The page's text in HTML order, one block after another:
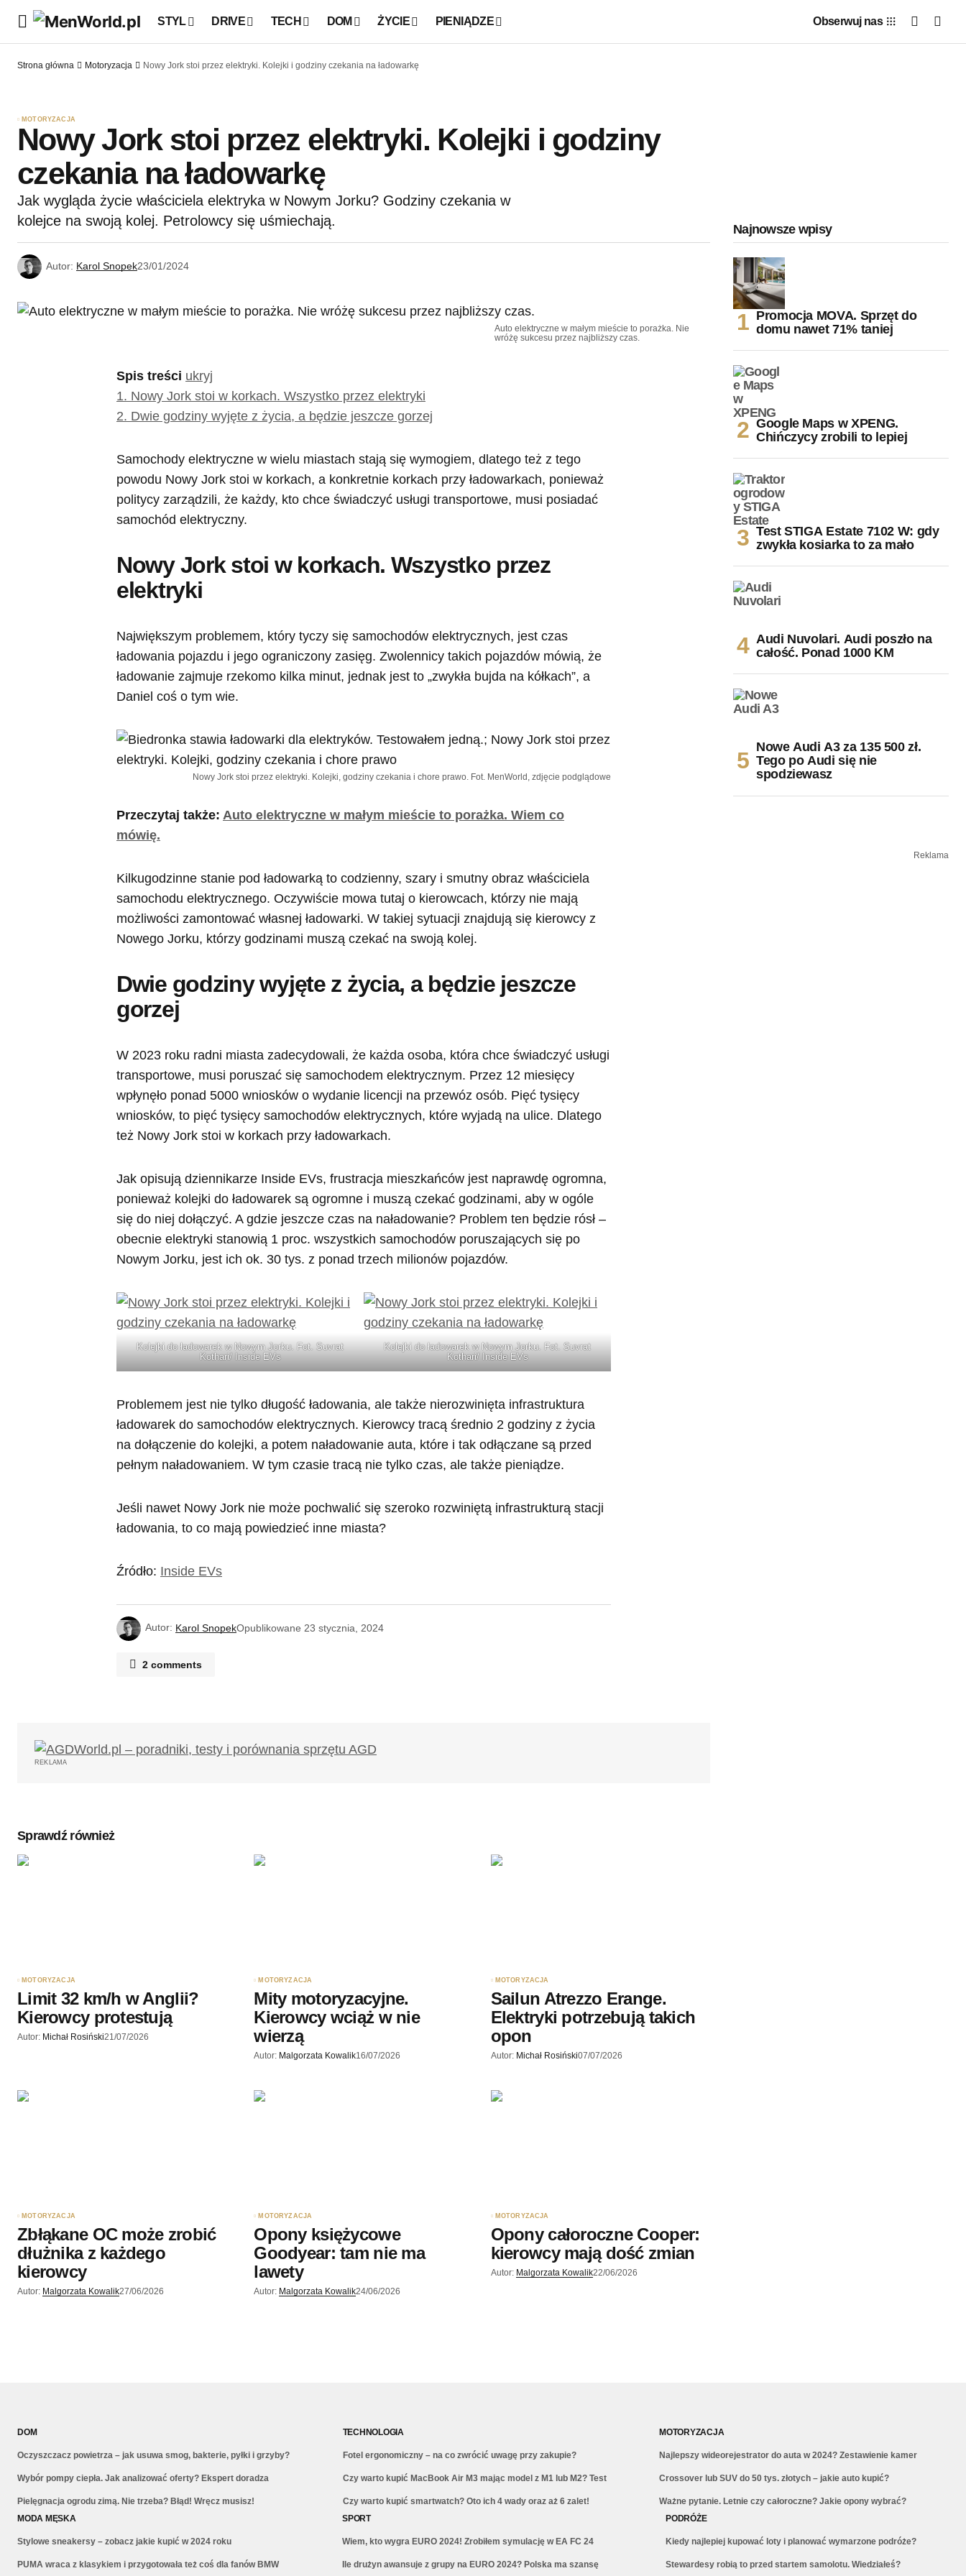
STYL DRIVE TECH DOM ŻYCIE PIENIĄDZE Obserwuj nas
Strona główna Motoryzacja Nowy Jork stoi przez elektryki. Kolejki i godziny czekania na ładowarkę
MOTORYZACJA
Nowy Jork stoi przez elektryki. Kolejki i godziny
czekania na ładowarkę
Jak wygląda życie właściciela elektryka w Nowym Jorku? Godziny czekania w
kolejce na swoją kolej. Petrolowcy się uśmiechają.
Autor: Karol Snopek23/01/2024
Auto elektryczne w małym mieście to porażka. Nie
wróżę sukcesu przez najbliższy czas.
Spis treści ukryj
1. Nowy Jork stoi w korkach. Wszystko przez elektryki
2. Dwie godziny wyjęte z życia, a będzie jeszcze gorzej
Samochody elektryczne w wielu miastach stają się wymogiem, dlatego też z tego
powodu Nowy Jork stoi w korkach, a konkretnie korkach przy ładowarkach, ponieważ
politycy zarządzili, że każdy, kto chce świadczyć usługi transportowe, musi posiadać
samochód elektryczny.
Nowy Jork stoi w korkach. Wszystko przez
elektryki
Największym problemem, który tyczy się samochodów elektrycznych, jest czas
ładowania pojazdu i jego ograniczony zasięg. Zwolennicy takich pojazdów mówią, że
ładowanie zajmuje rzekomo kilka minut, jednak jest to „zwykła bujda na kółkach”, a
Daniel coś o tym wie.
Nowy Jork stoi przez elektryki. Kolejki, godziny czekania i chore prawo. Fot. MenWorld, zdjęcie podglądowe
Przeczytaj także: Auto elektryczne w małym mieście to porażka. Wiem co
mówię.
Kilkugodzinne stanie pod ładowarką to codzienny, szary i smutny obraz właściciela
samochodu elektrycznego. Oczywiście mowa tutaj o kierowcach, którzy nie mają
możliwości zamontować własnej ładowarki. W takiej sytuacji znajdują się kierowcy z
Nowego Jorku, którzy godzinami muszą czekać na swoją kolej.
Dwie godziny wyjęte z życia, a będzie jeszcze
gorzej
W 2023 roku radni miasta zadecydowali, że każda osoba, która chce świadczyć usługi
transportowe, musi poruszać się samochodem elektrycznym. Przez 12 miesięcy
wpłynęło ponad 5000 wniosków o wydanie licencji na przewóz osób. Pięć tysięcy
wniosków, to pięć tysięcy samochodów elektrycznych, które wyjadą na ulice. Dlatego
też Nowy Jork stoi w korkach przy ładowarkach.
Jak opisują dziennikarze Inside EVs, frustracja mieszkańców jest naprawdę ogromna,
ponieważ kolejki do ładowarek są ogromne i muszą czekać godzinami, aby w ogóle
się do niej dołączyć. A gdzie jeszcze czas na naładowanie? Problem ten będzie rósł –
obecnie elektryki stanowią 1 proc. wszystkich samochodów poruszających się po
Nowym Jorku, jest ich ok. 30 tys. z ponad trzech milionów pojazdów.
Kolejki do ładowarek w Nowym Jorku. Fot. Suvrat
Kothari/ Inside EVs
Kolejki do ładowarek w Nowym Jorku. Fot. Suvrat
Kothari/ Inside EVs
Problemem jest nie tylko długość ładowania, ale także nierozwinięta infrastruktura
ładowarek do samochodów elektrycznych. Kierowcy tracą średnio 2 godziny z życia
na dołączenie do kolejki, a potem naładowanie auta, które i tak odłączane są przed
pełnym naładowaniem. W tym czasie tracą nie tylko czas, ale także pieniądze.
Jeśli nawet Nowy Jork nie może pochwalić się szeroko rozwiniętą infrastrukturą stacji
ładowania, to co mają powiedzieć inne miasta?
Źródło: Inside EVs
Autor: Karol SnopekOpublikowane 23 stycznia, 2024
2 comments
Odpowiedz
Komentarz
REKLAMA
Sprawdź również
MOTORYZACJA
Limit 32 km/h w Anglii?
Kierowcy protestują
Autor: Michał Rosiński21/07/2026
MOTORYZACJA
Mity motoryzacyjne.
Kierowcy wciąż w nie
wierzą
Autor: Malgorzata Kowalik16/07/2026
MOTORYZACJA
Sailun Atrezzo Erange.
Elektryki potrzebują takich
opon
Autor: Michał Rosiński07/07/2026
MOTORYZACJA
Zbłąkane OC może zrobić
dłużnika z każdego
kierowcy
Autor: Malgorzata Kowalik27/06/2026
MOTORYZACJA
Opony księżycowe
Goodyear: tam nie ma
lawety
Autor: Malgorzata Kowalik24/06/2026
MOTORYZACJA
Opony całoroczne Cooper:
kierowcy mają dość zmian
Autor: Malgorzata Kowalik22/06/2026
Najnowsze wpisy
Promocja MOVA. Sprzęt do
domu nawet 71% taniej
Google Maps w XPENG.
Chińczycy zrobili to lepiej
Test STIGA Estate 7102 W: gdy
zwykła kosiarka to za mało
Audi Nuvolari. Audi poszło na
całość. Ponad 1000 KM
Nowe Audi A3 za 135 500 zł.
Tego po Audi się nie
spodziewasz
Reklama
DOM
Oczyszczacz powietrza – jak usuwa smog, bakterie, pyłki i grzyby?
Wybór pompy ciepła. Jak analizować oferty? Ekspert doradza
Pielęgnacja ogrodu zimą. Nie trzeba? Błąd! Wręcz musisz!
TECHNOLOGIA
Fotel ergonomiczny – na co zwrócić uwagę przy zakupie?
Czy warto kupić MacBook Air M3 mając model z M1 lub M2? Test
Czy warto kupić smartwatch? Oto ich 4 wady oraz aż 6 zalet!
MOTORYZACJA
Najlepszy wideorejestrator do auta w 2024? Zestawienie kamer
Crossover lub SUV do 50 tys. złotych – jakie auto kupić?
Ważne pytanie. Letnie czy całoroczne? Jakie opony wybrać?
MODA MĘSKA
Stylowe sneakersy – zobacz jakie kupić w 2024 roku
PUMA wraca z klasykiem i przygotowała też coś dla fanów BMW
SPORT
Wiem, kto wygra EURO 2024! Zrobiłem symulację w EA FC 24
Ile drużyn awansuje z grupy na EURO 2024? Polska ma szansę
PODRÓŻE
Kiedy najlepiej kupować loty i planować wymarzone podróże?
Stewardesy robią to przed startem samolotu. Wiedziałeś?